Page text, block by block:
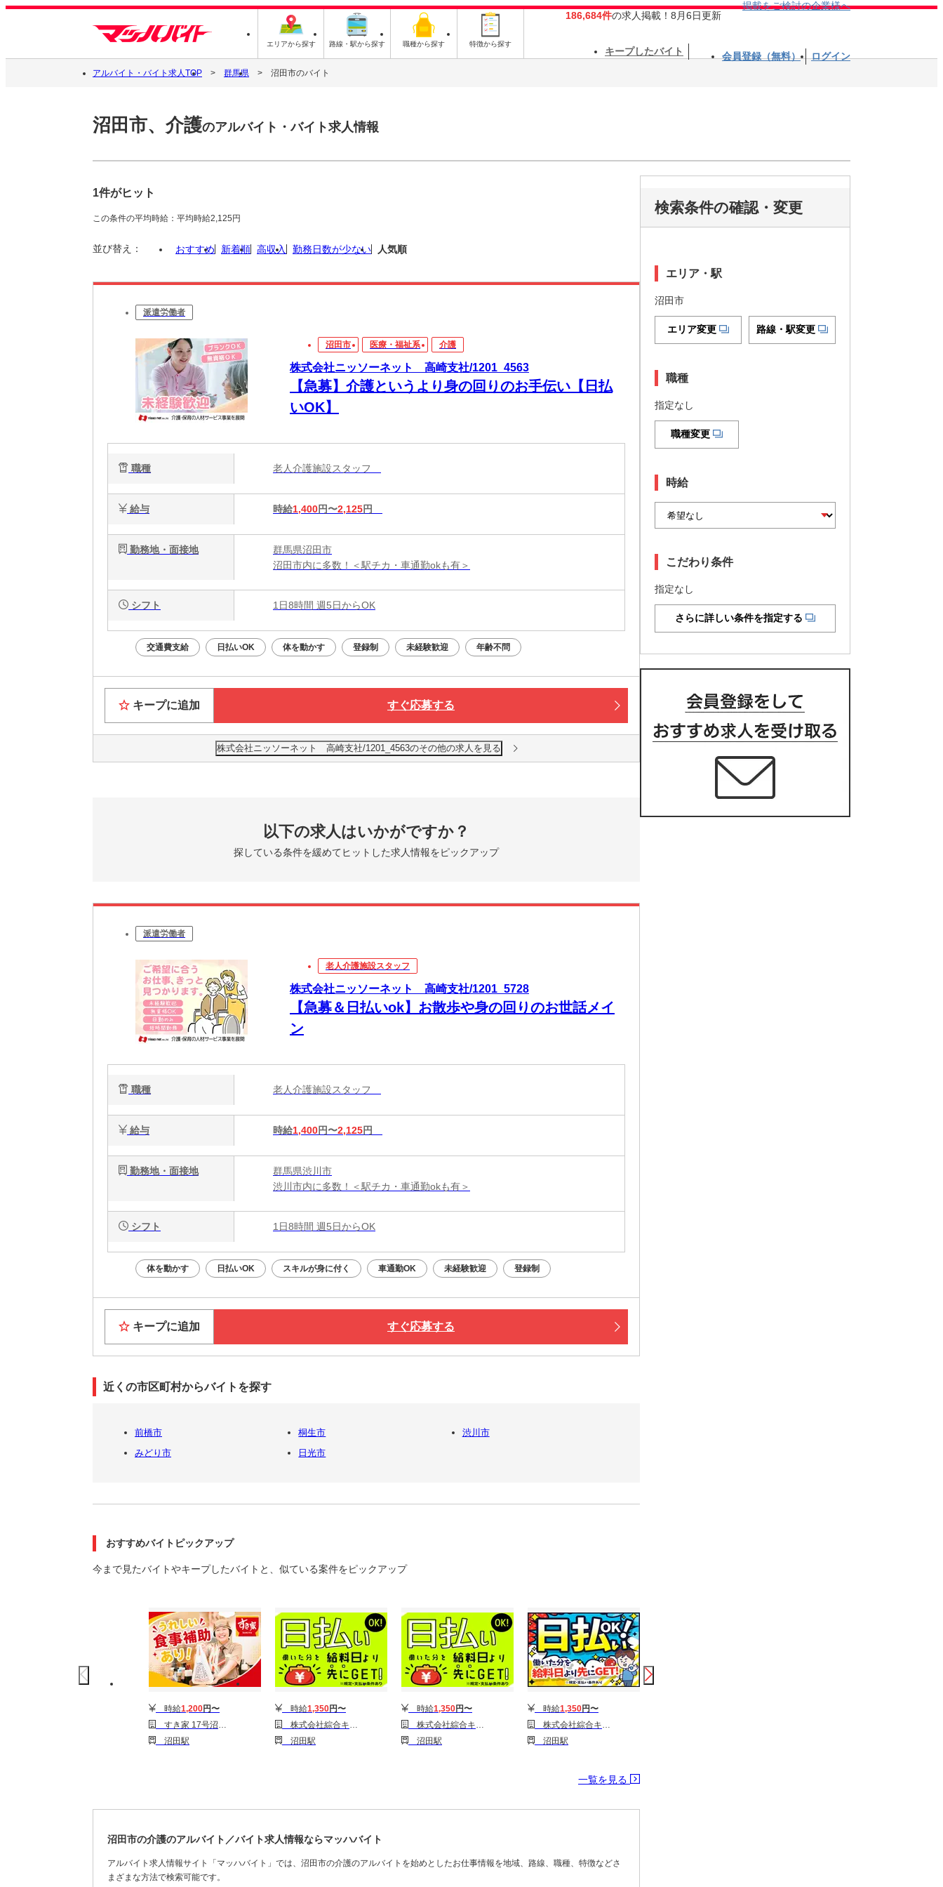
エリアから探す 路線・駅から探す 職種から探す 特徴から探す
186,684件の求人掲載！8月6日更新
掲載をご検討の企業様へ
キープしたバイト 会員登録（無料） ログイン
アルバイト・バイト求人TOP 群馬県 沼田市のバイト
沼田市、介護のアルバイト・バイト求人情報
1件がヒット
この条件の平均時給：平均時給2,125円
並び替え： おすすめ 新着順 高収入 勤務日数が少ない 人気順
派遣労働者
沼田市 医療・福祉系 介護
株式会社ニッソーネット 高崎支社/1201_4563
【急募】介護というより身の回りのお手伝い【日払
いOK】
職種 老人介護施設スタッフ
給与 時給1,400円〜2,125円
勤務地・面接地
群馬県沼田市
沼田市内に多数！＜駅チカ・車通勤okも有＞
シフト 1日8時間 週5日からOK
交通費支給 日払いOK 体を動かす 登録制 未経験歓迎 年齢不問
キープに追加 すぐ応募する
株式会社ニッソーネット 高崎支社/1201_4563のその他の求人を見る
以下の求人はいかがですか？
探している条件を緩めてヒットした求人情報をピックアップ
派遣労働者
老人介護施設スタッフ
株式会社ニッソーネット 高崎支社/1201_5728
【急募＆日払いok】お散歩や身の回りのお世話メイ
ン
職種 老人介護施設スタッフ
給与 時給1,400円〜2,125円
勤務地・面接地
群馬県渋川市
渋川市内に多数！＜駅チカ・車通勤okも有＞
シフト 1日8時間 週5日からOK
体を動かす 日払いOK スキルが身に付く 車通勤OK 未経験歓迎 登録制
キープに追加 すぐ応募する
近くの市区町村からバイトを探す
前橋市 桐生市
渋川市
みどり市
日光市
おすすめバイトピックアップ
今まで見たバイトやキープしたバイトと、似ている案件をピックアップ
時給1,200円〜
すき家 17号沼田店
沼田駅
時給1,350円〜
株式会社綜合キャリアオプション(1314GH0803G15★35-N)
沼田駅
時給1,350円〜
株式会社綜合キャリアオプション(1314GH0803G15★85-N)
沼田駅
時給1,350円〜
株式会社綜合キャリアオプション(1314GH0803G15★14-N)
沼田駅
一覧を見る
沼田市の介護のアルバイト／バイト求人情報ならマッハバイト
アルバイト求人情報サイト「マッハバイト」では、沼田市の介護のアルバイトを始めとしたお仕事情報を地域、路線、職種、特徴などさ
まざまな方法で検索可能です。
検索条件の確認・変更
エリア・駅
沼田市
エリア変更 路線・駅変更
職種
指定なし
職種変更
時給
こだわり条件
指定なし
さらに詳しい条件を指定する